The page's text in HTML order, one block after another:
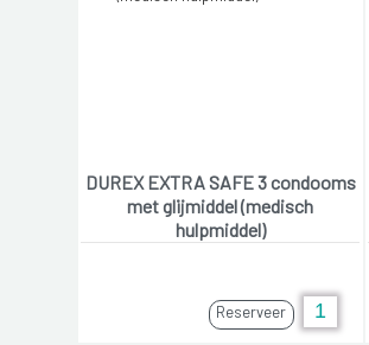
DUREX EXTRA SAFE 3 condooms
met glijmiddel (medisch
hulpmiddel)
Reserveer